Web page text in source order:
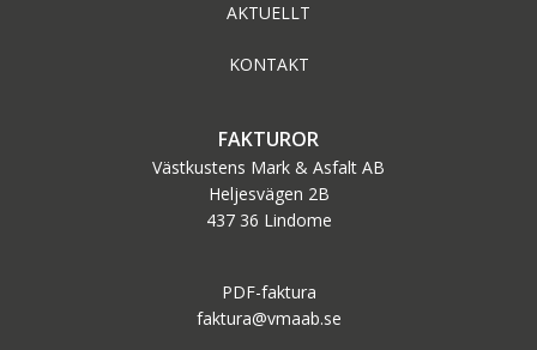
AKTUELLT
KONTAKT
FAKTUROR
Västkustens Mark & Asfalt AB
Heljesvägen 2B
437 36 Lindome
PDF-faktura
faktura@vmaab.se